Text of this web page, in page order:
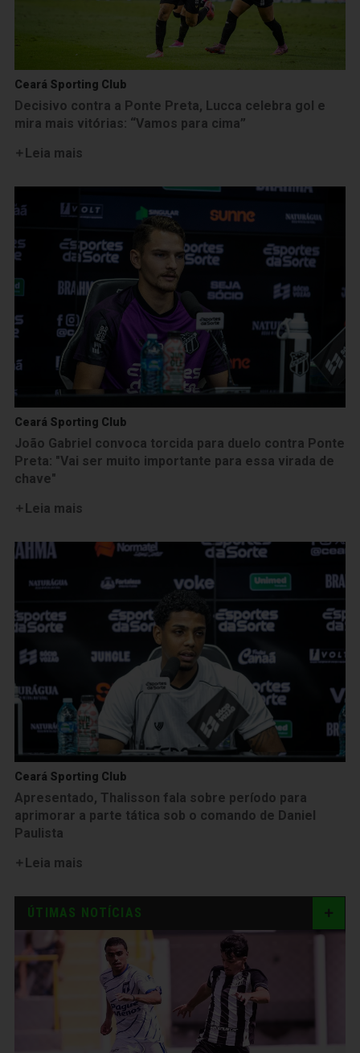
Ceará Sporting Club
Decisivo contra a Ponte Preta, Lucca celebra gol e
mira mais vitórias: “Vamos para cima”
Leia mais
Ceará Sporting Club
João Gabriel convoca torcida para duelo contra Ponte
Preta: "Vai ser muito importante para essa virada de
chave"
Leia mais
Ceará Sporting Club
Apresentado, Thalisson fala sobre período para
aprimorar a parte tática sob o comando de Daniel
Paulista
Leia mais
ÚTIMAS NOTÍCIAS